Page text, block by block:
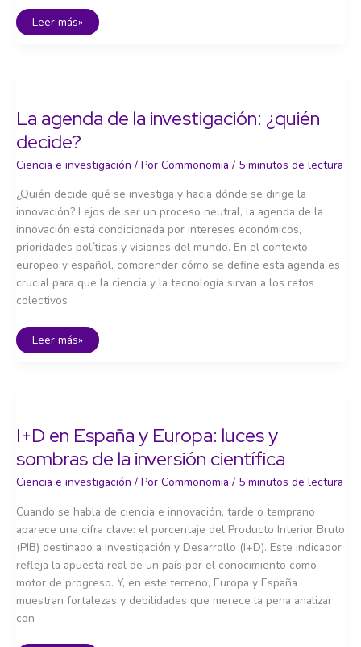
La
carrera
Leer más»
La agenda de la investigación: ¿quién
decide?
Ciencia e investigación / Por Commonomia / 5 minutos de lectura
¿Quién decide qué se investiga y hacia dónde se dirige la
innovación? Lejos de ser un proceso neutral, la agenda de la
innovación está condicionada por intereses económicos,
prioridades políticas y visiones del mundo. En el contexto
europeo y español, comprender cómo se define esta agenda es
crucial para que la ciencia y la tecnología sirvan a los retos
colectivos
La
Leer más»
I+D en España y Europa: luces y
sombras de la inversión científica
Ciencia e investigación / Por Commonomia / 5 minutos de lectura
Cuando se habla de ciencia e innovación, tarde o temprano
aparece una cifra clave: el porcentaje del Producto Interior Bruto
(PIB) destinado a Investigación y Desarrollo (I+D). Este indicador
refleja la apuesta real de un país por el conocimiento como
motor de progreso. Y, en este terreno, Europa y España
muestran fortalezas y debilidades que merece la pena analizar
con